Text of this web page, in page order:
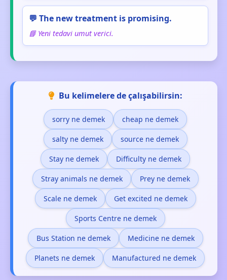
💬 The new treatment is promising.
📘 Yeni tedavi umut verici.
Bu kelimelere de çalışabilirsin:
sorry ne demek cheap ne demek
salty ne demek source ne demek
Stay ne demek Difficulty ne demek
Stray animals ne demek Prey ne demek
Scale ne demek Get excited ne demek
Sports Centre ne demek
Bus Station ne demek Medicine ne demek
Planets ne demek Manufactured ne demek